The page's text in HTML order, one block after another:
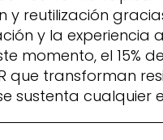
y reutilización
y la
momento, el 15%
que transforman
sustenta cualquier